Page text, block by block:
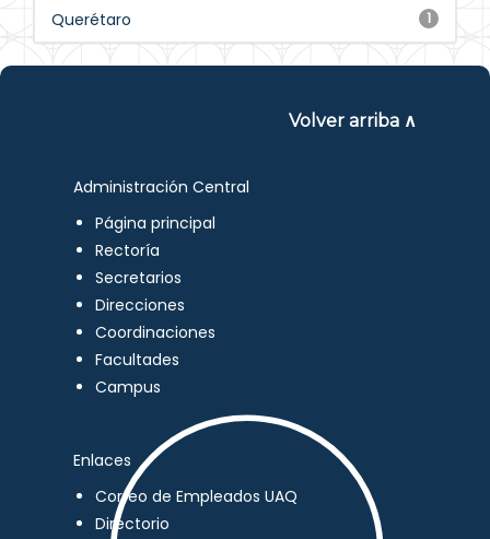
1
Querétaro
Volver arriba ∧
Administración Central
Página principal
Rectoría
Secretarios
Direcciones
Coordinaciones
Facultades
Campus
Enlaces
Correo de Empleados UAQ
Directorio